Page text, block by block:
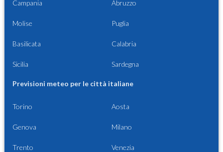
Campania Abruzzo
Molise Puglia
Basilicata Calabria
Sicilia Sardegna
Previsioni meteo per le città italiane
Torino Aosta
Genova Milano
Trento Venezia